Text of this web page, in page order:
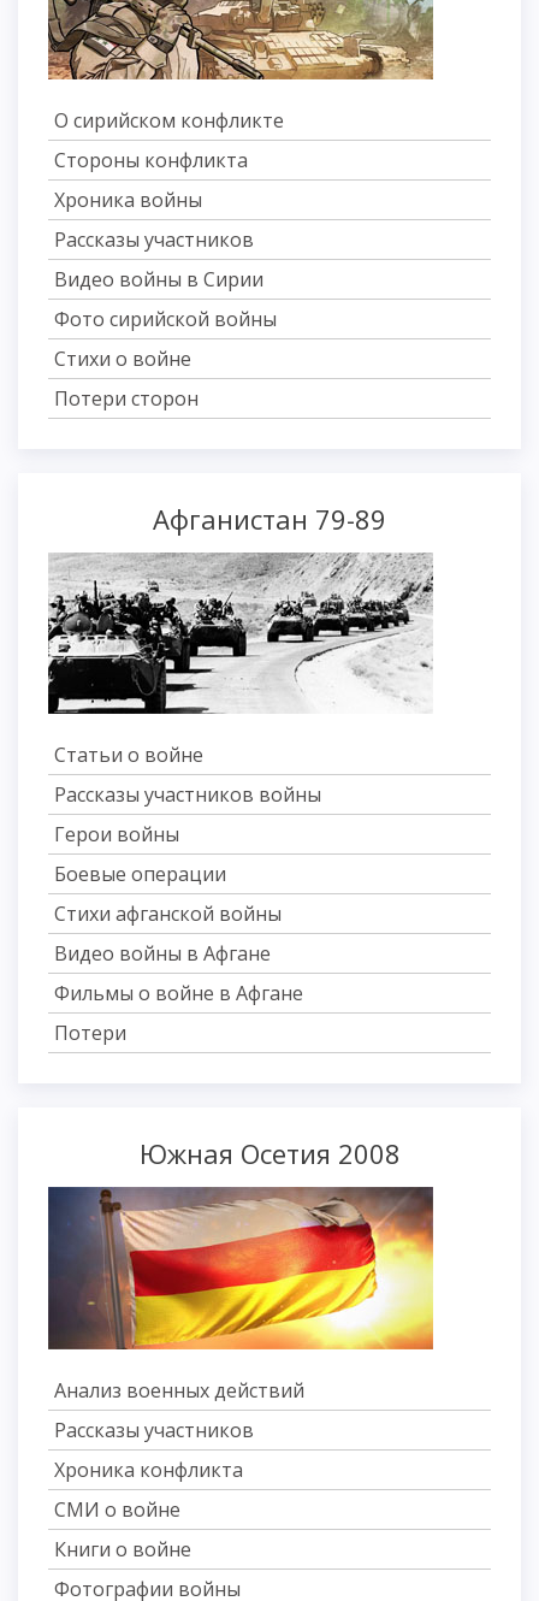
О сирийском конфликте
Стороны конфликта
Хроника войны
Рассказы участников
Видео войны в Сирии
Фото сирийской войны
Стихи о войне
Потери сторон
Афганистан 79-89
Статьи о войне
Рассказы участников войны
Герои войны
Боевые операции
Стихи афганской войны
Видео войны в Афгане
Фильмы о войне в Афгане
Потери
Южная Осетия 2008
Анализ военных действий
Рассказы участников
Хроника конфликта
СМИ о войне
Книги о войне
Фотографии войны